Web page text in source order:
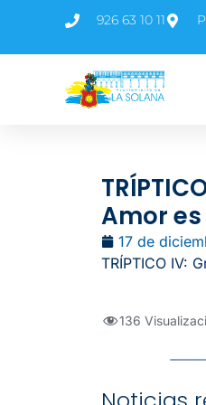
926 63 10 11
Amor
17 de
TRÍPTICO IV:
136